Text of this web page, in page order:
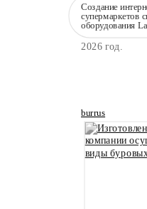
Создание
супермаркетов
оборудования
2026 год.
burrus